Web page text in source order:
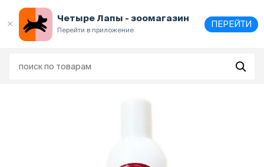
Четыре Лапы - зоомагазин
Перейти в приложение
ПЕРЕЙТИ